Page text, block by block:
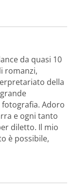
da quasi 10
romanzi,
della
Adoro
e ogni tanto
diletto. Il mio
è possibile,